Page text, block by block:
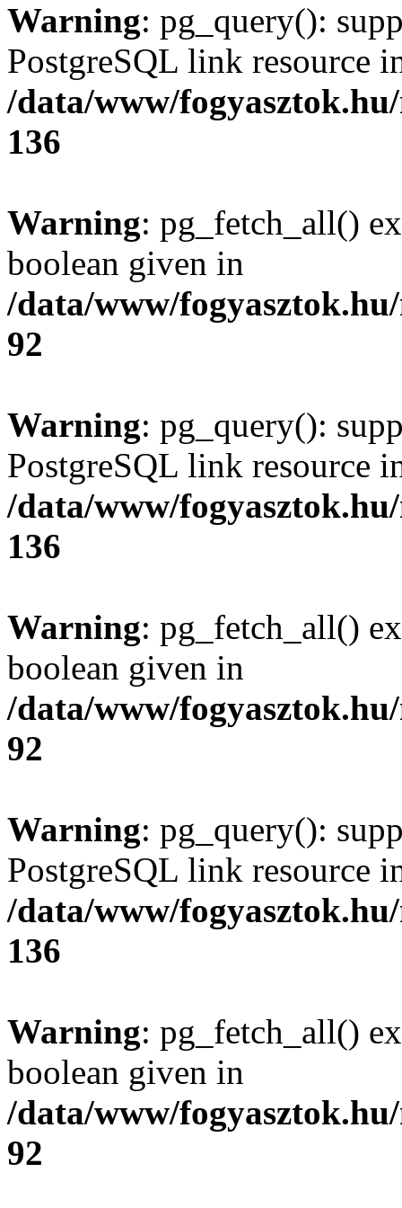
Warning: pg_query():
PostgreSQL link resource
/data/www/
136
Warning: pg_fetch_all()
boolean given in
/data/www/
92
Warning: pg_query():
PostgreSQL link resource
/data/www/
136
Warning: pg_fetch_all()
boolean given in
/data/www/
92
Warning: pg_query():
PostgreSQL link resource
/data/www/
136
Warning: pg_fetch_all()
boolean given in
/data/www/
92